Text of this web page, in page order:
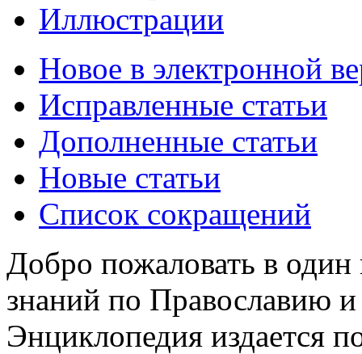
Иллюстрации
Новое в электронной
Исправленные статьи
Дополненные статьи
Новые статьи
Список сокращений
Добро пожаловать в
знаний по Православию
Энциклопедия издается